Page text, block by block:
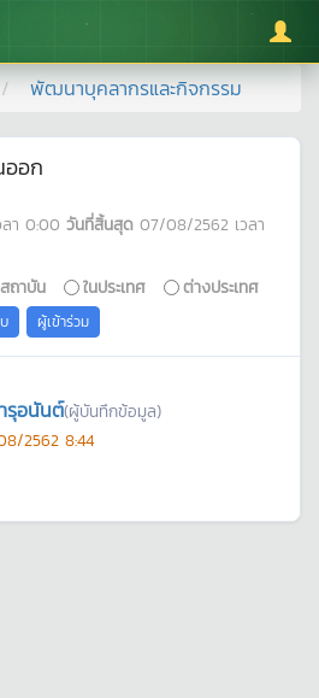
พัฒนาบุคลากรและกิจกรรม
ออก
ลา 0:00 วันที่สิ้นสุด 07/08/2562 เวลา
ถาบัน ในประเทศ ต่างประเทศ
ผู้เข้าร่วม
รุอนันต์(ผู้บันทึกข้อมูล)
2562 8:44